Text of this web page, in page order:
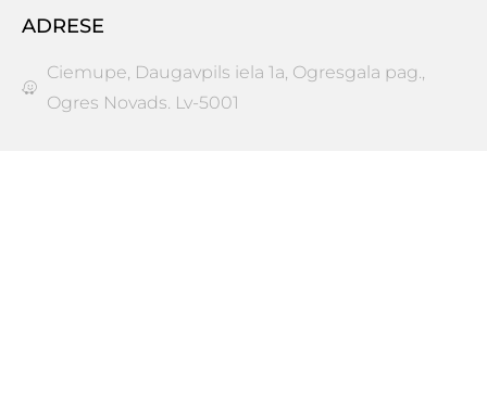
ADRESE
Ciemupe, Daugavpils iela 1a, Ogresgala pag.,
Ogres Novads. Lv-5001